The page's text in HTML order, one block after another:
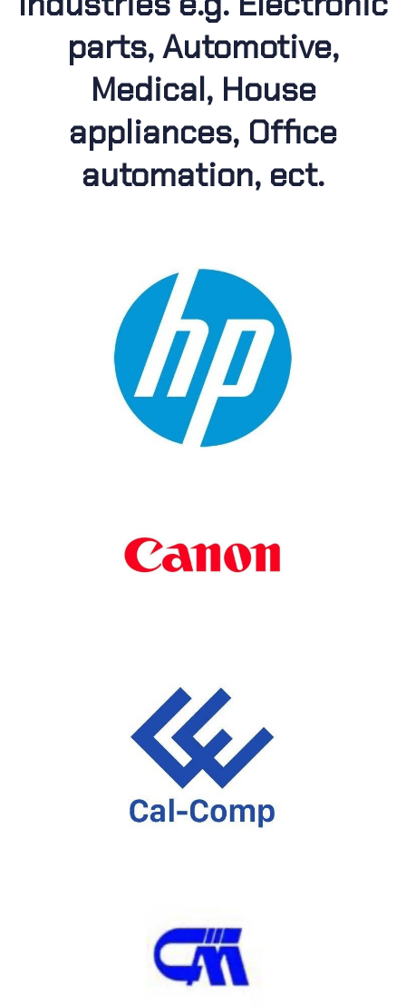
parts, Automotive,
Medical, House
appliances, Office
automation, ect.